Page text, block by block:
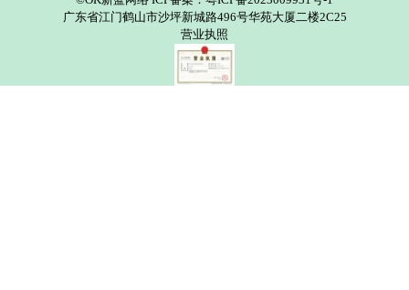
广东省江门鹤山市沙坪新城路496号华苑大厦二楼2C25
营业执照